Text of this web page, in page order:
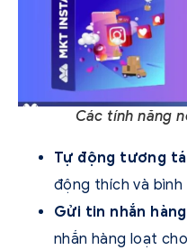
Các tính năng
Tự động tương
động thích và bình
Gửi tin nhắn
nhắn hàng loạt